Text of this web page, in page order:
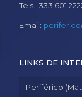
Tels.: 333 601
Email:
LINKS DE
Periférico